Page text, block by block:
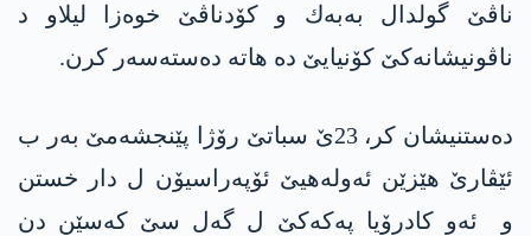
ناڤێ گولدال به‌به‌ك و كۆدناڤێ خوەزا لیلاو د
ناڤونیشانه‌كێ كۆنیایێ ده‌ هاته‌ ده‌سته‌سه‌ر كرن.
ده‌ستنیشان كر، 23ێ سباتێ رۆژا پێنجشەمێ بەر ب
ئێڤارێ هێزێن ئەولەهیێ ئۆپەراسیۆن ل دار خستن
و ئه‌و كادرۆیا په‌كه‌كێ ل گه‌ل سێ كه‌سێن دن